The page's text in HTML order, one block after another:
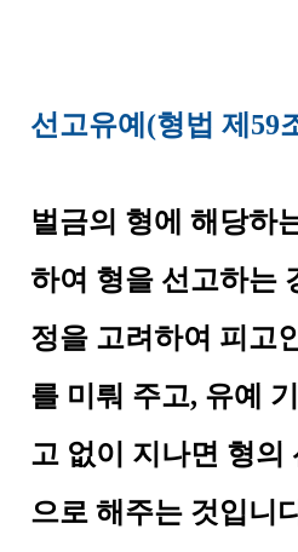
선고유예(형법 제59
벌금의 형에 해당하
하여 형을 선고하는
정을 고려하여 피고
를 미뤄 주고, 유예
고 없이 지나면 형의
으로 해주는 것입니